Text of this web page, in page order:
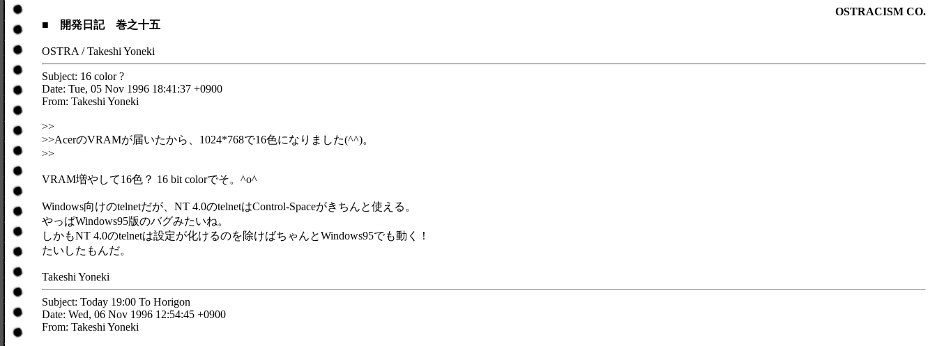
OSTRACISM CO.
■ 開発日記 巻之十五
OSTRA / Takeshi Yoneki
Subject: 16 color ?
Date: Tue, 05 Nov 1996 18:41:37 +0900
From: Takeshi Yoneki
>>
>>AcerのVRAMが届いたから、1024*768で16色になりました(^^)。
>>
VRAM増やして16色？ 16 bit colorでそ。^o^
Windows向けのtelnetだが、NT 4.0のtelnetはControl-Spaceがきちんと使える。
やっぱWindows95版のバグみたいね。
しかもNT 4.0のtelnetは設定が化けるのを除けばちゃんとWindows95でも動く！
たいしたもんだ。
Takeshi Yoneki
Subject: Today 19:00 To Horigon
Date: Wed, 06 Nov 1996 12:54:45 +0900
From: Takeshi Yoneki